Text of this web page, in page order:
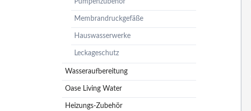
Membrandruckgefäße
Hauswasserwerke
Leckageschutz
Wasseraufbereitung
Oase Living Water
Heizungs-Zubehör